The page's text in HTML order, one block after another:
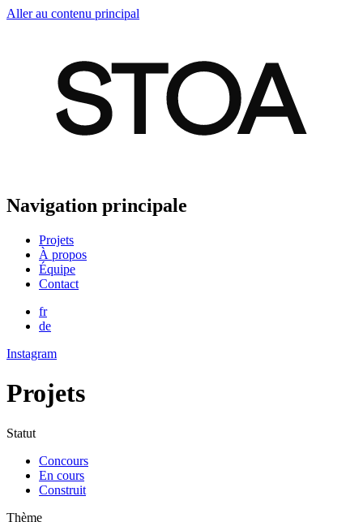
Aller au contenu principal
Navigation principale
Projets
À propos
Équipe
Contact
fr
de
Instagram
Projets
Statut
Concours
En cours
Construit
Thème